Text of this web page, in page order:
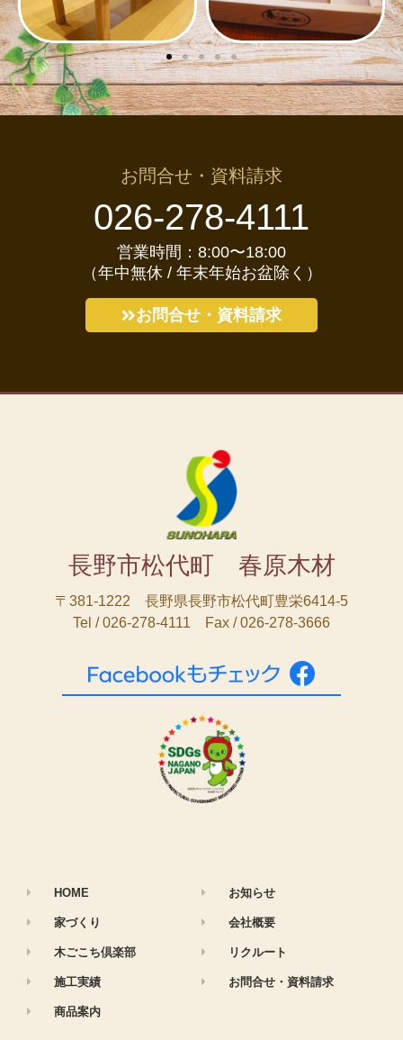
お問合せ・資料請求
026-278-4111
営業時間：8:00〜18:00
（年中無休 / 年末年始お盆除く）
お問合せ・資料請求
長野市松代町 春原木材
〒381-1222 長野県長野市松代町豊栄6414-5
Tel / 026-278-4111 Fax / 026-278-3666
HOME
家づくり
木ごこち倶楽部
施工実績
商品案内
お知らせ
会社概要
リクルート
お問合せ・資料請求